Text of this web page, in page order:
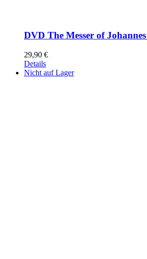
DVD The Messer of
29,90 €
Details
Nicht auf Lager